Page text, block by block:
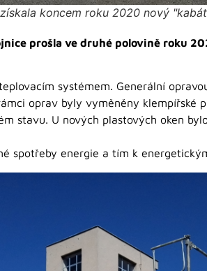
koncem roku 2020 nový
prošla ve druhé polovině roku
systémem. Generální
oprav byly vyměněny klempířské
stavu. U nových plastových oken
spotřeby energie a tím k